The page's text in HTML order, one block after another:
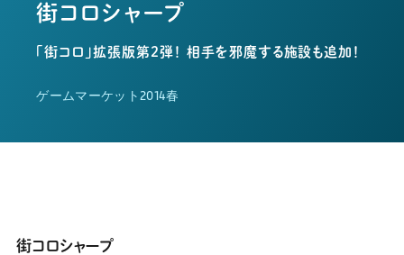
街コロシャープ
｢街コロ｣拡張版第２弾！ 相手を邪魔する施設も追加！
ゲームマーケット2014春
街コロシャープ